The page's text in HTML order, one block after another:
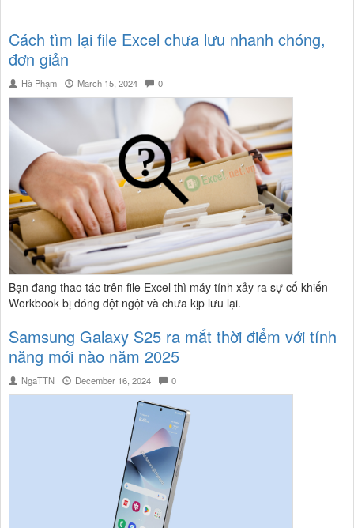
Cách tìm lại file Excel chưa lưu nhanh chóng,
đơn giản
Hà Phạm March 15, 2024 0
Bạn đang thao tác trên file Excel thì máy tính xảy ra sự cố khiến
Workbook bị đóng đột ngột và chưa kịp lưu lại.
Samsung Galaxy S25 ra mắt thời điểm với tính
năng mới nào năm 2025
NgaTTN December 16, 2024 0